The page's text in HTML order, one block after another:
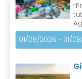
01/08/2026 - 31/